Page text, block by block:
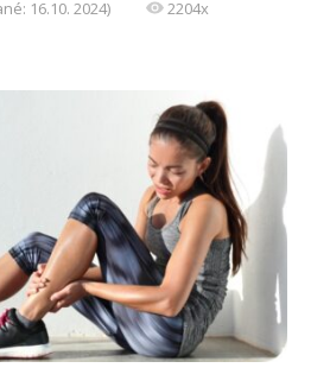
16.10. 2024) 2204x